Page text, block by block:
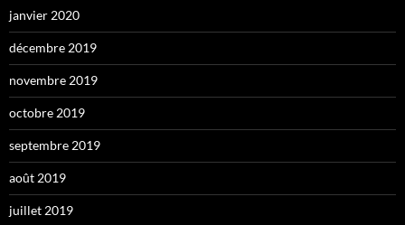
janvier 2020
décembre 2019
novembre 2019
octobre 2019
septembre 2019
août 2019
juillet 2019